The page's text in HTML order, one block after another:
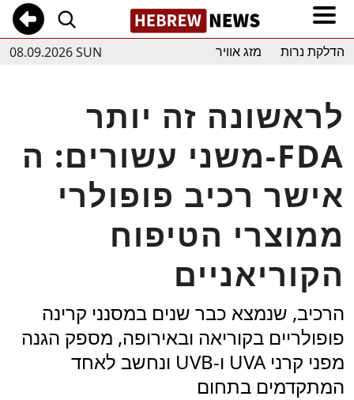
08.09.2026 SUN הדלקת נרות מזג אוויר
לראשונה זה יותר
משני עשורים: ה-FDA
אישר רכיב פופולרי
ממוצרי הטיפוח
הקוריאניים
הרכיב, שנמצא כבר שנים במסנני קרינה
פופולריים בקוריאה ובאירופה, מספק הגנה
מפני קרני UVA ו-UVB ונחשב לאחד
המתקדמים בתחום